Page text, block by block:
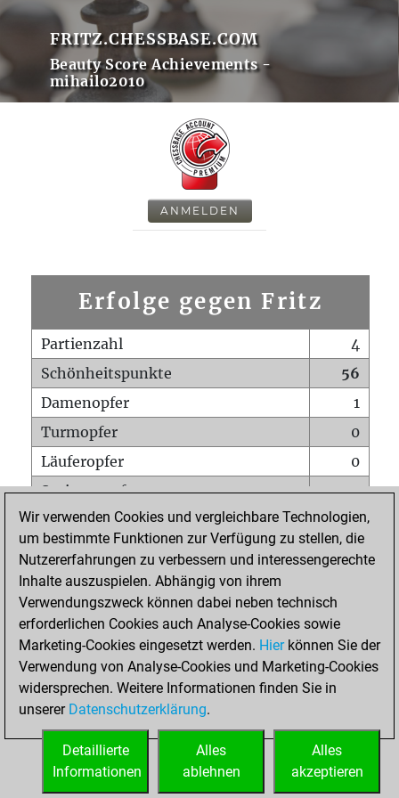
FRITZ.CHESSBASE.COM
Beauty Score Achievements -
mihailo2010
ANMELDEN
Erfolge gegen Fritz
Partienzahl
4
Schönheitspunkte
56
Damenopfer
1
Turmopfer
0
Läuferopfer
0
Springeropfer
1
Bauernopfer
1
Matt auf vollem Brett
0
Bauer setzt Matt
Erstickte Matts
Unterverwandlungen
0
Türme auf der siebten
0
STARTSEITE
Wir verwenden Cookies und vergleichbare Technologien,
um bestimmte Funktionen zur Verfügung zu stellen, die
Nutzererfahrungen zu verbessern und interessengerechte
Inhalte auszuspielen. Abhängig von ihrem
Verwendungszweck können dabei neben technisch
erforderlichen Cookies auch Analyse-Cookies sowie
Marketing-Cookies eingesetzt werden. Hierkönnen Sie der
Verwendung von Analyse-Cookies und Marketing-Cookies
widersprechen. Weitere Informationen finden Sie in
unserer Datenschutzerklärung.
Alles
akzeptieren
Alles
ablehnen
Detaillierte
Informationen